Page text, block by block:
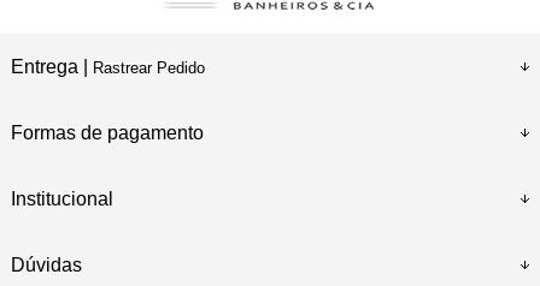
Entrega | Rastrear Pedido
Formas de pagamento
Institucional
Dúvidas